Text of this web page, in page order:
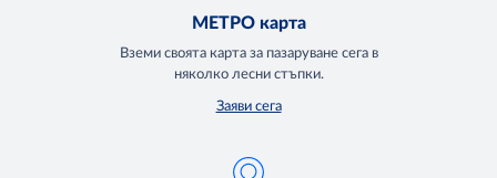
МЕТРО карта
Вземи своята карта за пазаруване сега в
няколко лесни стъпки.
Заяви сега